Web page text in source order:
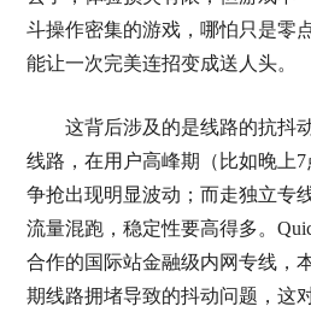
斗操作密集的游戏，哪怕只是零
能让一次完美连招变成送人头。
这背后涉及的是线路的抗抖
线路，在用户高峰期（比如晚上
争抢出现明显波动；而走独立专
流量混跑，稳定性要高得多。
合作的国际站金融级内网专线，
期线路拥堵导致的抖动问题，这